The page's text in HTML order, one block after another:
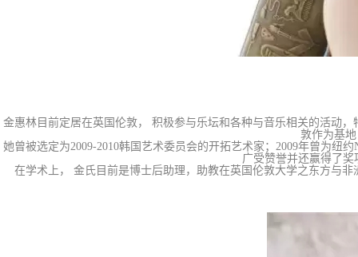
金惠林目前定居在英国伦敦， 积极参与乐坛和各种与音乐相关的活动，
敦作为基
她曾被选定为2009-2010韩国艺术委员会的开拓艺术家；2009年曾为纽
广受赞誉并还赢得了
在学术上， 金氏目前是博士后助理，助教在英国伦敦大学之东方与